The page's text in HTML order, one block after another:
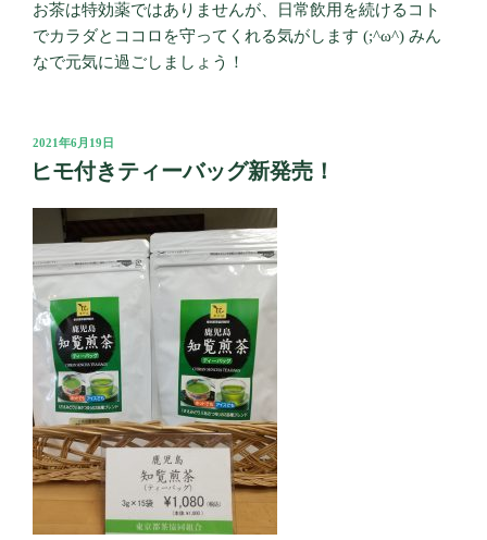
お茶は特効薬ではありませんが、日常飲用を続けるコト
でカラダとココロを守ってくれる気がします (;^ω^) みん
なで元気に過ごしましょう！
投
稿
日:
2021年6月19日
ヒモ付きティーバッグ新発売！